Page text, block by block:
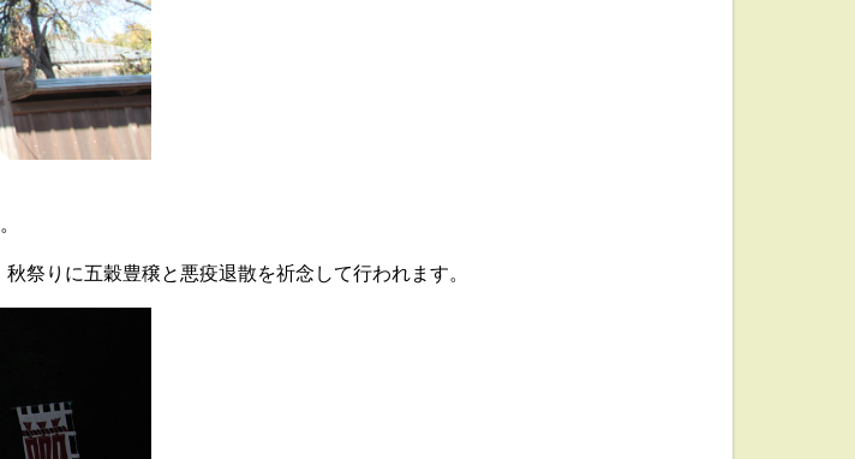
祭りに五穀豊穣と悪疫退散を祈念して行われます。